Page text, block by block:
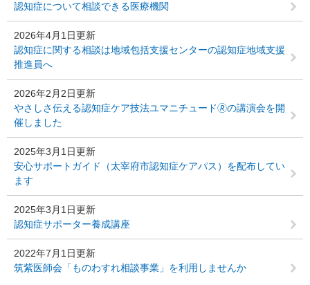
認知症について相談できる医療機関
2026年4月1日更新
認知症に関する相談は地域包括支援センターの認知症地域支援
推進員へ
2026年2月2日更新
やさしさ伝える認知症ケア技法ユマニチュード🄬の講演会を開
催しました
2025年3月1日更新
安心サポートガイド（太宰府市認知症ケアパス）を配布してい
ます
2025年3月1日更新
認知症サポーター養成講座
2022年7月1日更新
筑紫医師会「ものわすれ相談事業」を利用しませんか